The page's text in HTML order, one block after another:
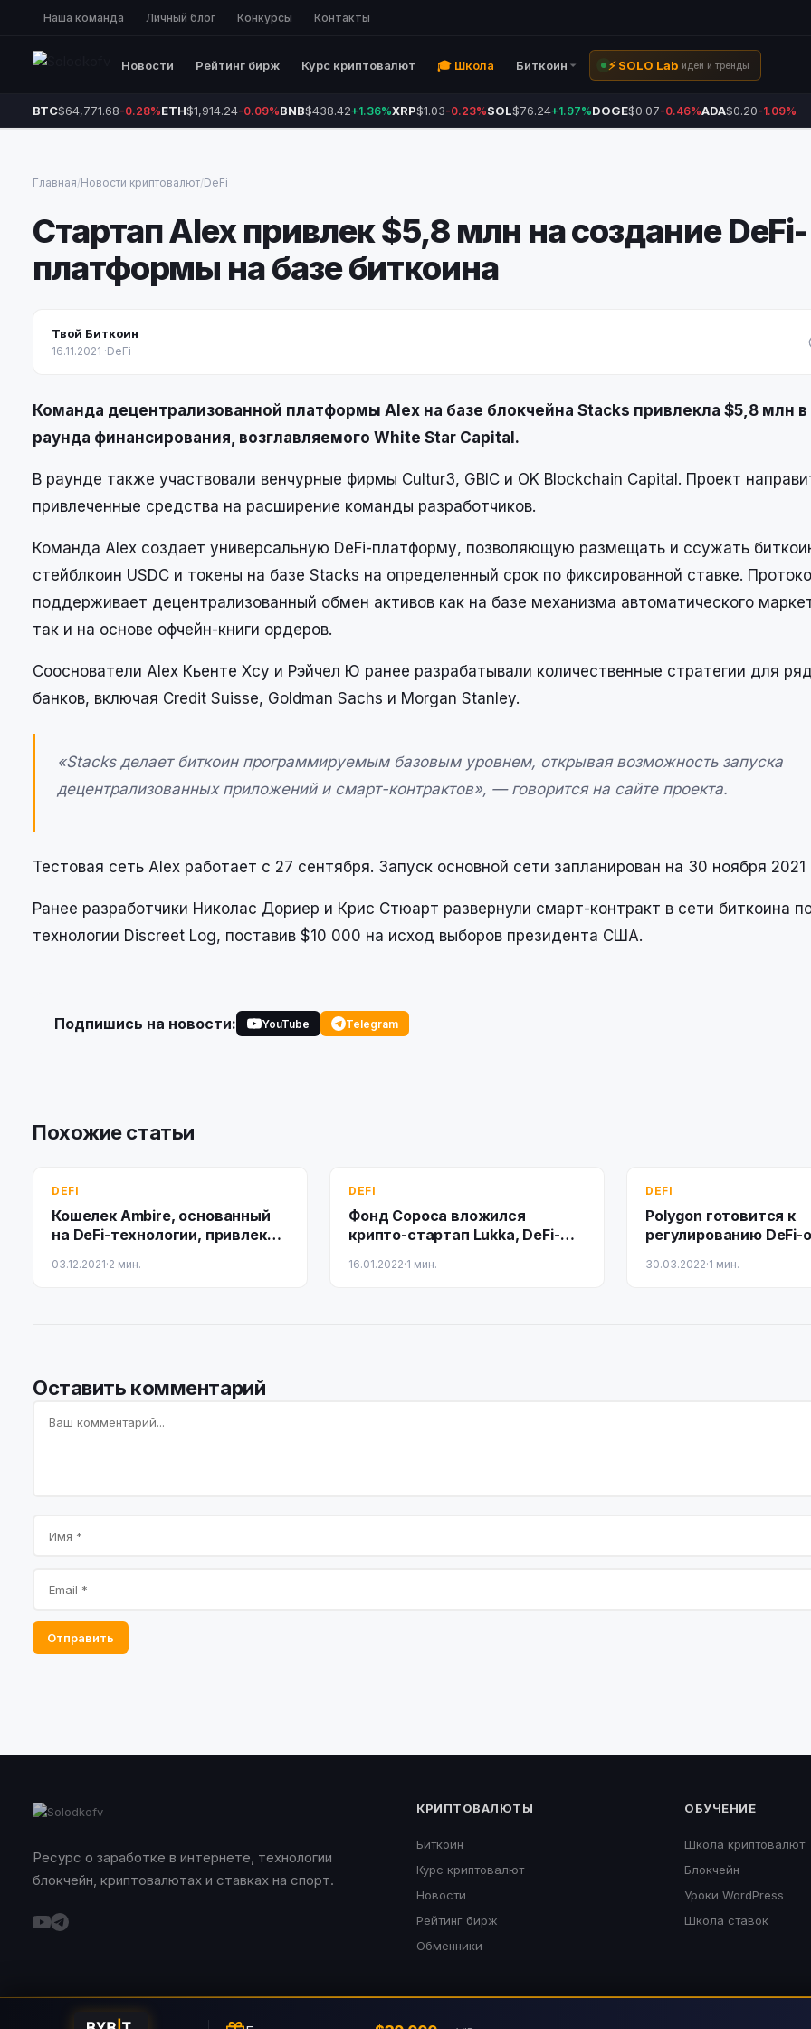
Наша команда Личный блог Конкурсы Контакты
Новости Рейтинг бирж Курс криптовалют 🎓 Школа Биткоин ⚡ SOLO Lab идеи и тренды
BTC$64,771.68-0.28%ETH$1,914.24-0.09%BNB$438.42+1.36%XRP$1.03-0.23%SOL$76.24+1.97%DOGE$0.07-0.46%ADA$0.20-1.09%
Главная/Новости криптовалют/DeFi
Стартап Alex привлек $5,8 млн на создание DeFi-
платформы на базе биткоина
Твой Биткоин
16.11.2021 ·DeFi
Команда децентрализованной платформы Alex на базе блокчейна Stacks привлекла $5,8 млн в
раунда финансирования, возглавляемого White Star Capital.
В раунде также участвовали венчурные фирмы Cultur3, GBIC и OK Blockchain Capital. Проект
привлеченные средства на расширение команды разработчиков.
Команда Alex создает универсальную DeFi-платформу, позволяющую размещать и ссужать
стейблкоин USDC и токены на базе Stacks на определенный срок по фиксированной ставке.
поддерживает децентрализованный обмен активов как на базе механизма автоматического
так и на основе офчейн-книги ордеров.
Сооснователи Alex Кьенте Хсу и Рэйчел Ю ранее разрабатывали количественные стратегии для
банков, включая Credit Suisse, Goldman Sachs и Morgan Stanley.
«Stacks делает биткоин программируемым базовым уровнем, открывая возможность запуска
децентрализованных приложений и смарт-контрактов», — говорится на сайте проекта.
Тестовая сеть Alex работает с 27 сентября. Запуск основной сети запланирован на 30 ноября 2021
Ранее разработчики Николас Дориер и Крис Стюарт развернули смарт-контракт в сети биткоина
технологии Discreet Log, поставив $10 000 на исход выборов президента США.
Подпишись на новости: YouTube Telegram
Похожие статьи
DEFI
Кошелек Ambire, основанный
на DeFi-технологии, привлек
03.12.2021·2 мин.
DEFI
Фонд Сороса вложился
крипто-стартап Lukka, DeFi-
млн
16.01.2022·1 мин.
DEFI
Polygon готовится к
регулированию DeFi-
30.03.2022·1 мин.
Оставить комментарий
Отправить
Ресурс о заработке в интернете, технологии
блокчейн, криптовалютах и ставках на спорт.
КРИПТОВАЛЮТЫ
Биткоин
Курс криптовалют
Новости
Рейтинг бирж
Обменники
ОБУЧЕНИЕ
Школа криптовалют
Блокчейн
Уроки WordPress
Школа ставок
© 2026 Solodkofv. Все права защищены.